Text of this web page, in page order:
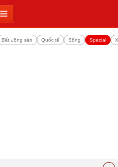
Bất động sản Quốc tế Sống Special